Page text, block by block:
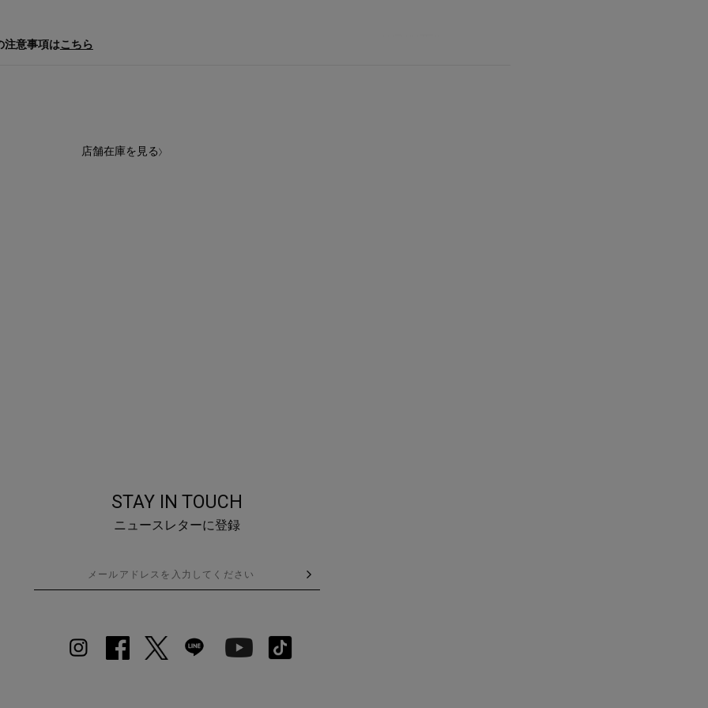
注意事項はこちら
店舗在庫を見る
STAY IN TOUCH
ニュースレターに登録